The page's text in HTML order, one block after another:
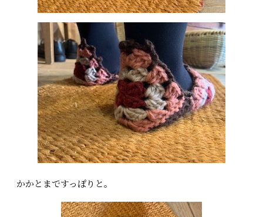
かかとまですっぽりと。